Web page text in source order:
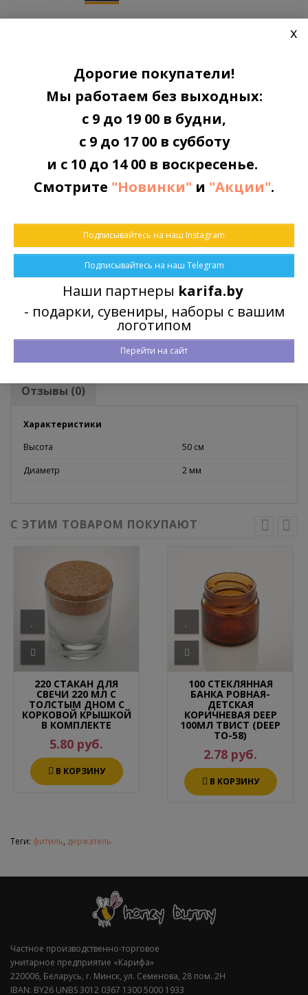
0 отзывов/ Написать отзыв
По всей Беларуси
ПРИНИМАЕМ ЗАКАЗЫ
Круглосуточно через корзину заказов
Характеристики
Описание
Отзывы (0)
Характеристики
Высота
50 см
Диаметр
2 мм
С ЭТИМ ТОВАРОМ ПОКУПАЮТ
220 СТАКАН ДЛЯ
СВЕЧИ 220 МЛ С
ТОЛСТЫМ ДНОМ С
КОРКОВОЙ КРЫШКОЙ
В КОМПЛЕКТЕ
5.80 руб.
В КОРЗИНУ
100 СТЕКЛЯННАЯ
БАНКА РОВНАЯ-
ДЕТСКАЯ
КОРИЧНЕВАЯ DEEP
100МЛ ТВИСТ (DEEP
ТО-58)
2.78 руб.
В КОРЗИНУ
Теги: фитиль, держатель
Частное производственно-торговое
унитарное предприятие «Карифа»
220006, Беларусь, г. Минск, ул. Семенова, 28 пом. 2Н
IBAN: BY26 UNBS 3012 0367 1300 5000 1933
x
Дорогие покупатели!
Мы работаем без выходных:
с 9 до 19 00 в будни,
с 9 до 17 00 в субботу
и с 10 до 14 00 в воскресенье.
Смотрите "Новинки" и "Акции".
Подписывайтесь на наш Instagram
Подписывайтесь на наш Telegram
Наши партнеры karifa.by
- подарки, сувениры, наборы с вашим
логотипом
Перейти на сайт